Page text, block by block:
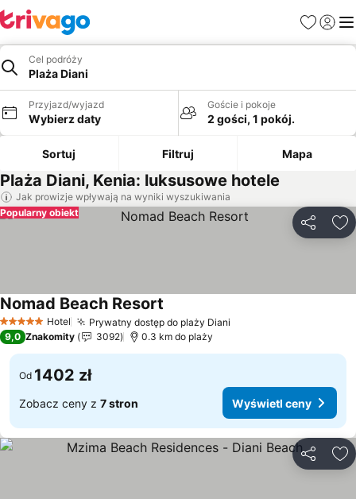
Ulubione
Cel podróży
Plaża Diani
Przyjazd/wyjazd
Wybierz daty
Goście i pokoje
2 gości, 1 pokój.
Sortuj Filtruj Mapa
Plaża Diani, Kenia: luksusowe hotele
Jak prowizje wpływają na wyniki wyszukiwania
Popularny obiekt
5 KategoriaHotel Prywatny dostęp do plaży Diani
Nomad Beach Resort
9,0 Znakomity 3092 0.3 km do plaży
Od 1402 zł
Zobacz ceny z 7 stron Wyświetl ceny